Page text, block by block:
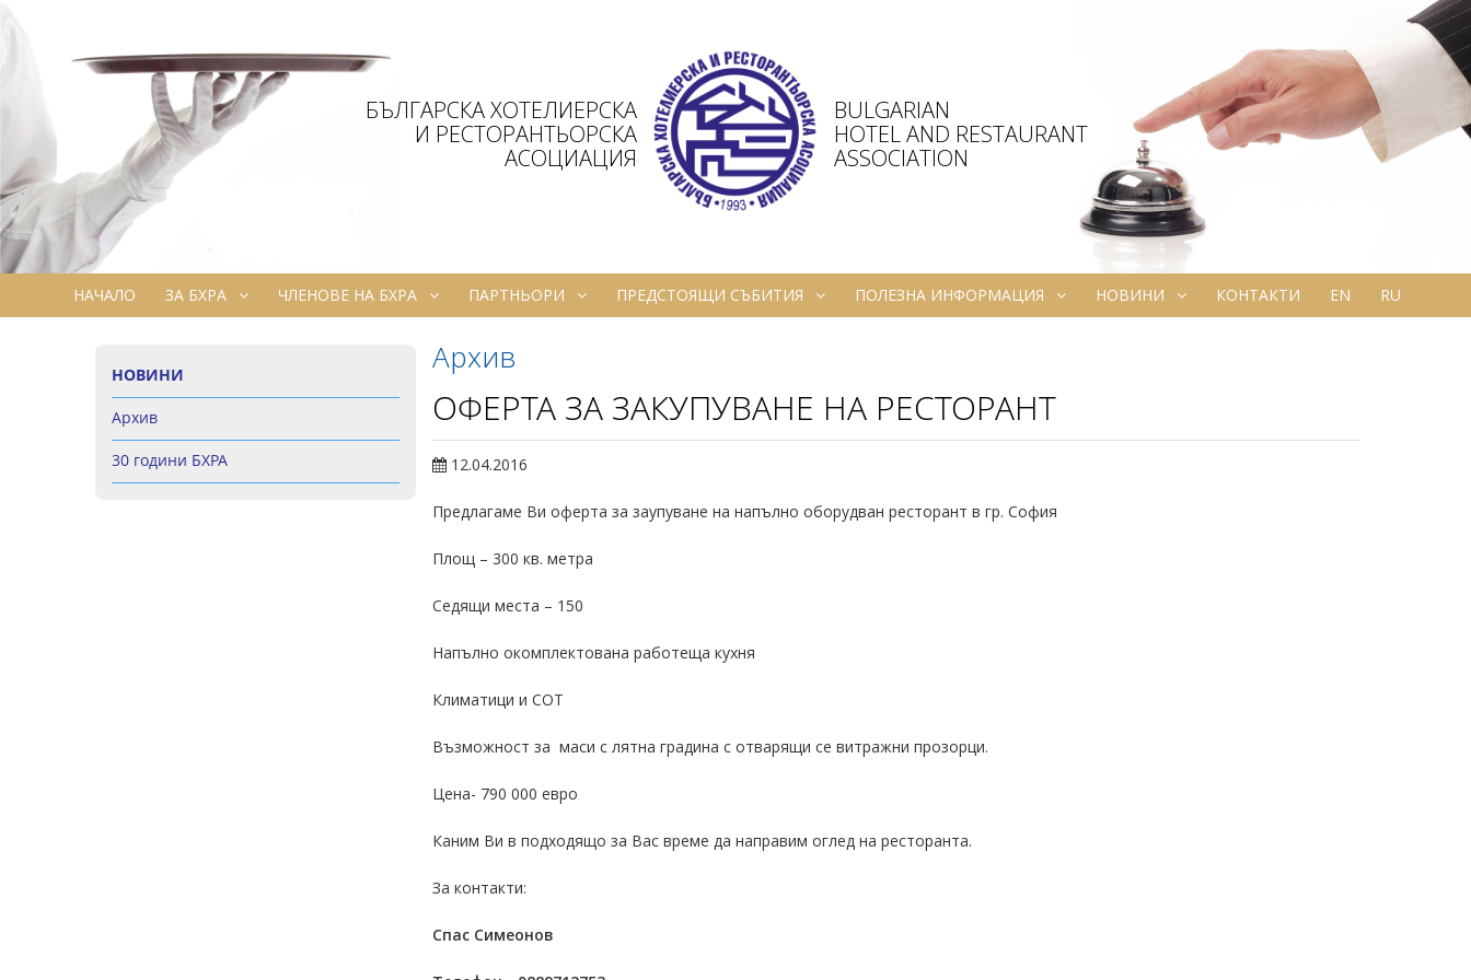
БЪЛГАРСКА ХОТЕЛИЕРСКА
И РЕСТОРАНТЬОРСКА
АСОЦИАЦИЯ
BULGARIAN
HOTEL AND RESTAURANT
ASSOCIATION
НАЧАЛО ЗА БХРА ЧЛЕНОВЕ НА БХРА ПАРТНЬОРИ ПРЕДСТОЯЩИ СЪБИТИЯ ПОЛЕЗНА ИНФОРМАЦИЯ НОВИНИ КОНТАКТИ EN RU
НОВИНИ
Архив
30 години БХРА
Архив
ОФЕРТА ЗА ЗАКУПУВАНЕ НА РЕСТОРАНТ
12.04.2016
Предлагаме Ви оферта за заупуване на напълно оборудван ресторант в гр. София
Площ – 300 кв. метра
Седящи места – 150
Напълно окомплектована работеща кухня
Климатици и СОТ
Възможност за маси с лятна градина с отварящи се витражни прозорци.
Цена- 790 000 евро
Каним Ви в подходящо за Вас време да направим оглед на ресторанта.
За контакти:
Спас Симеонов